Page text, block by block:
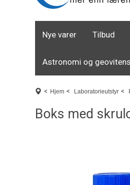
Nye varer Tilbud
Astronomi og
< Hjem < Laboratorieutstyr <
Boks med